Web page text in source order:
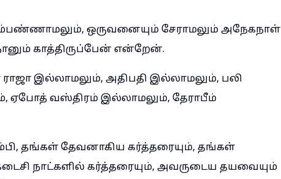
ஒருவனையும் சேராமலும் அநேகநாள்
காத்திருப்பேன் என்றேன்.
இல்லாமலும், அதிபதி இல்லாமலும், பலி
ஏபோத் வஸ்திரம் இல்லாமலும், தேராபீம்
தங்கள் தேவனாகிய கர்த்தரையும், தங்கள்
நாட்களில் கர்த்தரையும், அவருடைய தயவையும்